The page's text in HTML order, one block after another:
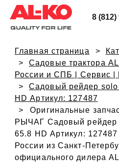
8 (812)
Главная страница
Садовые трактора
России и СПБ | Сервис |
Садовый рейдер solo
HD Артикул: 127487
Оригинальные
РЫЧАГ Садовый рейдер
65.8 HD Артикул:
России из Санкт-
официального дилера